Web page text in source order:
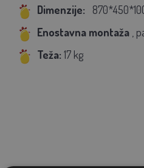
Dimenzije:
Enostavna montaža ,
Teža: 17 kg